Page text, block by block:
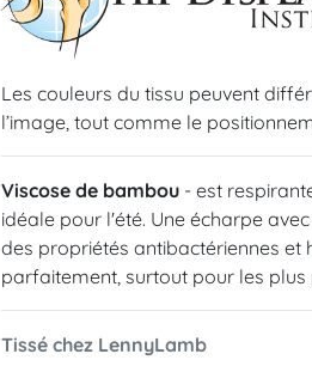
Les couleurs du tissu peuvent
l’image, tout comme le
Viscose de bambou - est
idéale pour l'été. Une écharpe
des propriétés antibactériennes et
parfaitement, surtout pour les plus
Tissé chez LennyLamb